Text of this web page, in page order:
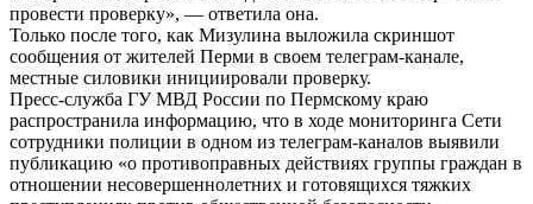
провести проверку», — ответила она.
Только после того, как Мизулина выложила скриншот
сообщения от жителей Перми в своем телеграм-канале,
местные силовики инициировали проверку.
Пресс-служба ГУ МВД России по Пермскому краю
распространила информацию, что в ходе мониторинга Сети
сотрудники полиции в одном из телеграм-каналов выявили
публикацию «о противоправных действиях группы граждан в
отношении несовершеннолетних и готовящихся тяжких